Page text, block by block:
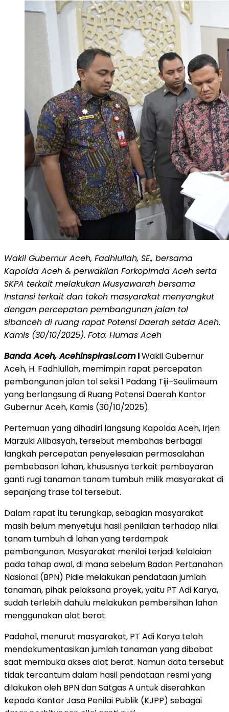
Wakil Gubernur Aceh, Fadhlullah, SE., bersama
Kapolda Aceh & perwakilan Forkopimda Aceh serta
SKPA terkait melakukan Musyawarah bersama
Instansi terkait dan tokoh masyarakat menyangkut
dengan percepatan pembangunan jalan tol
sibanceh di ruang rapat Potensi Daerah setda Aceh.
Kamis (30/10/2025). Foto: Humas Aceh
Banda Aceh, Acehinspirasi.comlWakil Gubernur
Aceh, H. Fadhlullah, memimpin rapat percepatan
pembangunan jalan tol seksi 1 Padang Tiji–Seulimeum
yang berlangsung di Ruang Potensi Daerah Kantor
Gubernur Aceh, Kamis (30/10/2025).
Pertemuan yang dihadiri langsung Kapolda Aceh, Irjen
Marzuki Alibasyah, tersebut membahas berbagai
langkah percepatan penyelesaian permasalahan
pembebasan lahan, khususnya terkait pembayaran
ganti rugi tanaman tanam tumbuh milik masyarakat di
sepanjang trase tol tersebut.
Dalam rapat itu terungkap, sebagian masyarakat
masih belum menyetujui hasil penilaian terhadap nilai
tanam tumbuh di lahan yang terdampak
pembangunan. Masyarakat menilai terjadi kelalaian
pada tahap awal, di mana sebelum Badan Pertanahan
Nasional (BPN) Pidie melakukan pendataan jumlah
tanaman, pihak pelaksana proyek, yaitu PT Adi Karya,
sudah terlebih dahulu melakukan pembersihan lahan
menggunakan alat berat.
Padahal, menurut masyarakat, PT Adi Karya telah
mendokumentasikan jumlah tanaman yang dibabat
saat membuka akses alat berat. Namun data tersebut
tidak tercantum dalam hasil pendataan resmi yang
dilakukan oleh BPN dan Satgas A untuk diserahkan
kepada Kantor Jasa Penilai Publik (KJPP) sebagai